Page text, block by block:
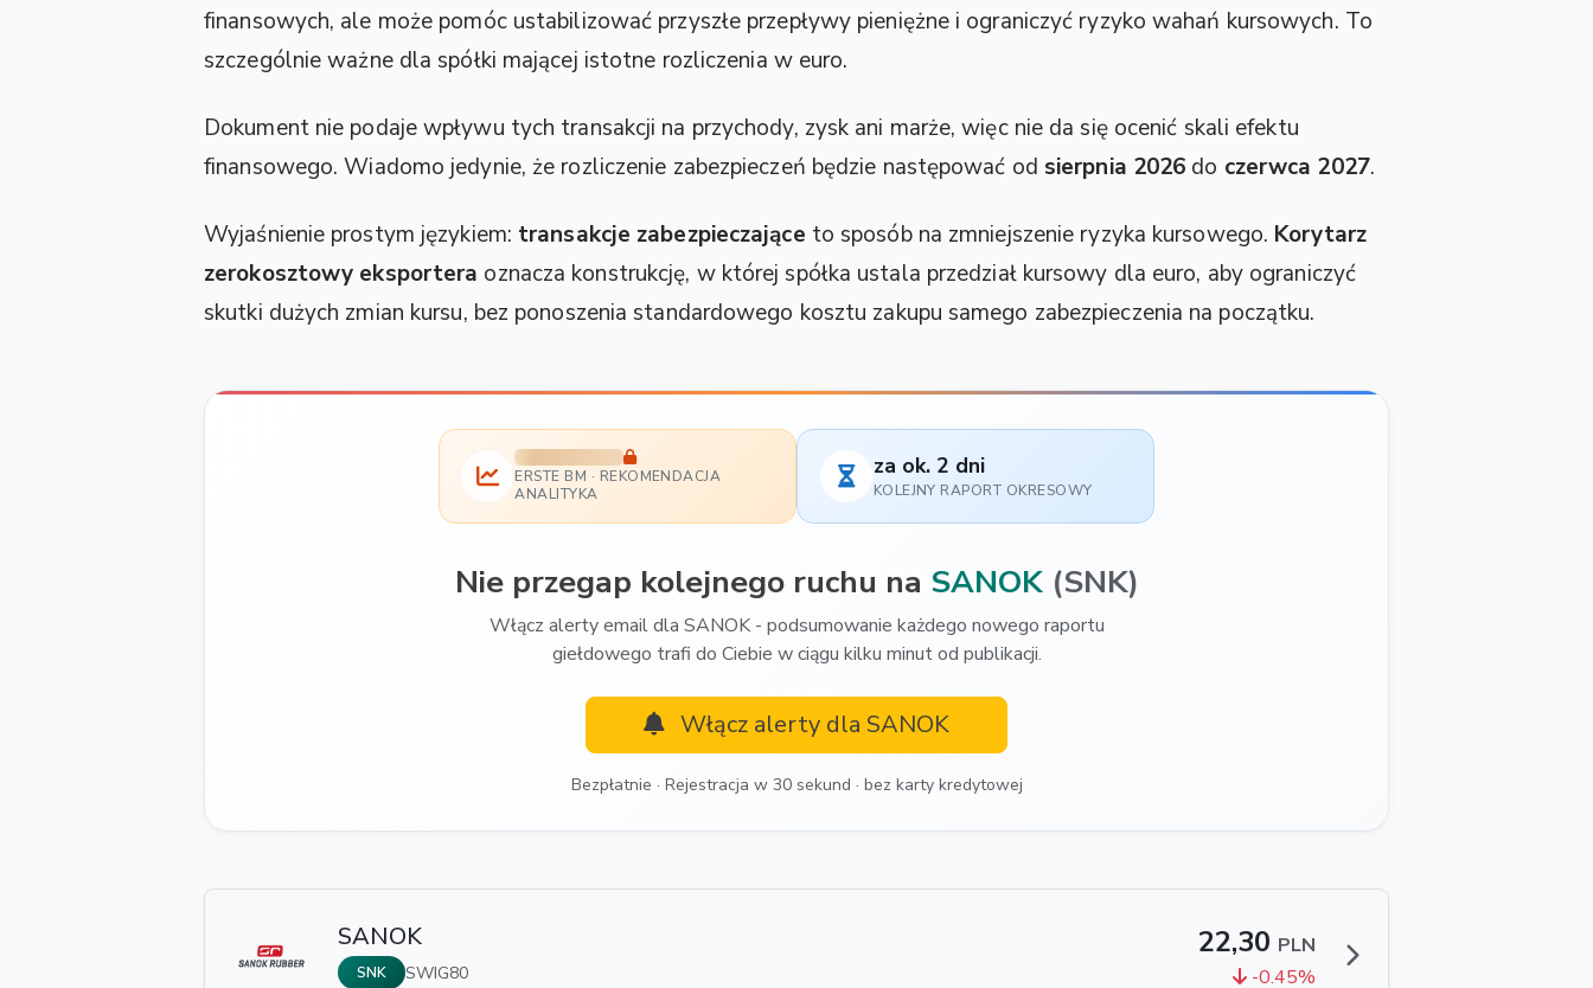
finansowych, ale może pomóc ustabilizować przyszłe przepływy pieniężne i ograniczyć ryzyko wahań kursowych. To
szczególnie ważne dla spółki mającej istotne rozliczenia w euro.
Dokument nie podaje wpływu tych transakcji na przychody, zysk ani marże, więc nie da się ocenić skali efektu
finansowego. Wiadomo jedynie, że rozliczenie zabezpieczeń będzie następować od sierpnia 2026 do czerwca 2027.
Wyjaśnienie prostym językiem: transakcje zabezpieczające to sposób na zmniejszenie ryzyka kursowego. Korytarz
zerokosztowy eksportera oznacza konstrukcję, w której spółka ustala przedział kursowy dla euro, aby ograniczyć
skutki dużych zmian kursu, bez ponoszenia standardowego kosztu zakupu samego zabezpieczenia na początku.
ERSTE BM · REKOMENDACJA
ANALITYKA
za ok. 2 dni
KOLEJNY RAPORT OKRESOWY
Nie przegap kolejnego ruchu na SANOK (SNK)
Włącz alerty email dla SANOK - podsumowanie każdego nowego raportu
giełdowego trafi do Ciebie w ciągu kilku minut od publikacji.
Włącz alerty dla SANOK
Bezpłatnie · Rejestracja w 30 sekund · bez karty kredytowej
SANOK
SNK SWIG80
22,30 PLN
-0.45%